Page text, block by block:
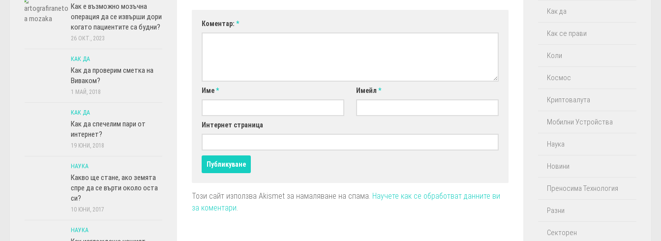
Коментар: *
Име* Имейл*
Интернет страница
Този сайт използва Akismet за намаляване на спама. Научете как се обработват данните ви
за коментари.
Как е възможно мозъчна
операция да се извърши дори
когато пациентите са будни?
26 ОКТ., 2023
КАК ДА
Как да проверим сметка на
Виваком?
1 МАЙ, 2018
КАК ДА
Как да спечелим пари от
интернет?
19 ЮНИ, 2018
НАУКА
Какво ще стане, ако земята
спре да се върти около оста
си?
10 ЮНИ, 2017
НАУКА
Как да
Как се прави
Коли
Космос
Криптовалута
Мобилни Устройства
Наука
Новини
Преносима Технология
Разни
Секторен